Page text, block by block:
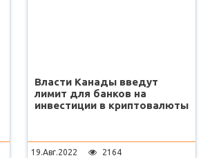
Власти Канады введут
лимит для банков на
инвестиции в криптовалюты
19.Авг.2022 2164